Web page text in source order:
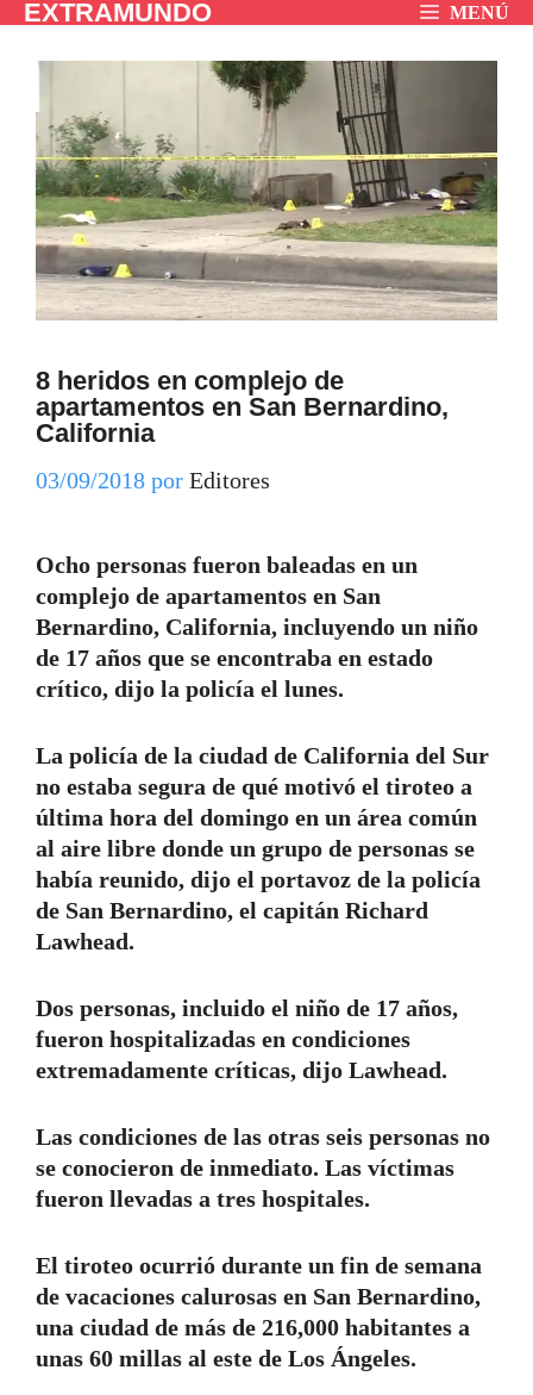
SaltarEXTRAMUNDO MENÚ
8 heridos en complejo de
apartamentos en San Bernardino,
California
03/09/2018 por Editores
Ocho personas fueron baleadas en un
complejo de apartamentos en San
Bernardino, California, incluyendo un niño
de 17 años que se encontraba en estado
crítico, dijo la policía el lunes.
La policía de la ciudad de California del Sur
no estaba segura de qué motivó el tiroteo a
última hora del domingo en un área común
al aire libre donde un grupo de personas se
había reunido, dijo el portavoz de la policía
de San Bernardino, el capitán Richard
Lawhead.
Dos personas, incluido el niño de 17 años,
fueron hospitalizadas en condiciones
extremadamente críticas, dijo Lawhead.
Las condiciones de las otras seis personas no
se conocieron de inmediato. Las víctimas
fueron llevadas a tres hospitales.
El tiroteo ocurrió durante un fin de semana
de vacaciones calurosas en San Bernardino,
una ciudad de más de 216,000 habitantes a
unas 60 millas al este de Los Ángeles.